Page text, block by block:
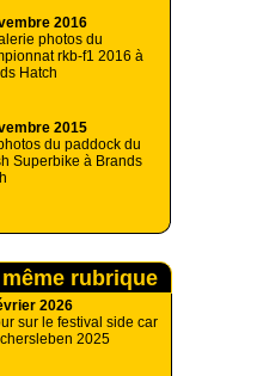
2016
photos du
rkb-f1 2016 à
Hatch
2015
du paddock du
Superbike à Brands
rubrique
2026
sur le festival side car
2025